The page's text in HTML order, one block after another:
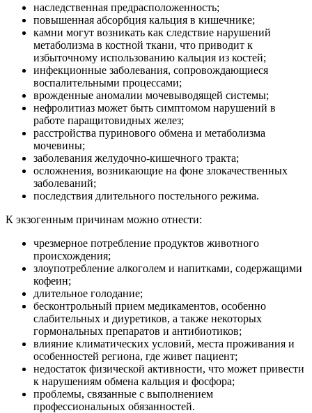
наследственная предрасположенность;
повышенная абсорбция кальция в кишечнике;
камни могут возникать как следствие нарушений
метаболизма в костной ткани, что приводит к
избыточному использованию кальция из костей;
инфекционные заболевания, сопровождающиеся
воспалительными процессами;
врожденные аномалии мочевыводящей системы;
нефролитиаз может быть симптомом нарушений в
работе паращитовидных желез;
расстройства пуринового обмена и метаболизма
мочевины;
заболевания желудочно-кишечного тракта;
осложнения, возникающие на фоне злокачественных
заболеваний;
последствия длительного постельного режима.
К экзогенным причинам можно отнести:
чрезмерное потребление продуктов животного
происхождения;
злоупотребление алкоголем и напитками, содержащими
кофеин;
длительное голодание;
бесконтрольный прием медикаментов, особенно
слабительных и диуретиков, а также некоторых
гормональных препаратов и антибиотиков;
влияние климатических условий, места проживания и
особенностей региона, где живет пациент;
недостаток физической активности, что может привести
к нарушениям обмена кальция и фосфора;
проблемы, связанные с выполнением
профессиональных обязанностей.